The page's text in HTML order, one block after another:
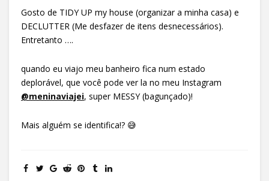
Gosto de TIDY UP my house (organizar a minha casa) e
DECLUTTER (Me desfazer de itens desnecessários).
Entretanto ….
quando eu viajo meu banheiro fica num estado
deplorável, que você pode ver la no meu Instagram
@meninaviajei, super MESSY (bagunçado)!
Mais alguém se identifica!? 😅